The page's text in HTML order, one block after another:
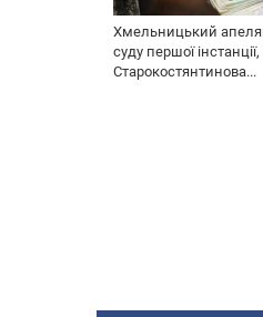
Хмельницький
суду першої
Старокостянтинова...